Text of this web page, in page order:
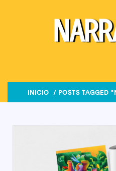
INICIO / POSTS TAGGED